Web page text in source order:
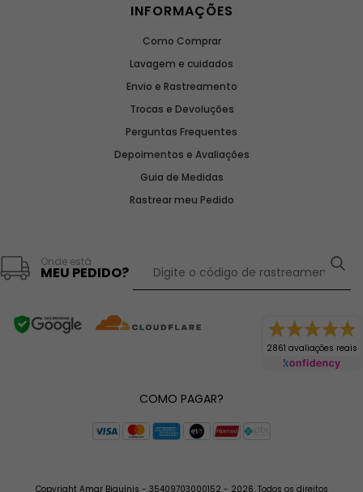
INFORMAÇÕES
Como Comprar
Lavagem e cuidados
Envio e Rastreamento
Trocas e Devoluções
Perguntas Frequentes
Depoimentos e Avaliações
Guia de Medidas
Rastrear meu Pedido
Onde está
MEU PEDIDO?
2861 avaliações reais
COMO PAGAR?
Copyright Amar Biquínis - 35409703000152 - 2026. Todos os direitos